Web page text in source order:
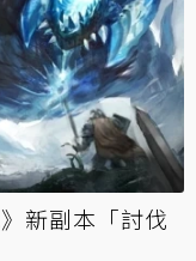
新副本「討伐